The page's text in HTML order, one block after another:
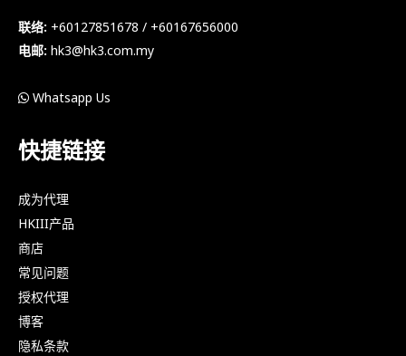
联络: +60127851678 / +60167656000
电邮: hk3@hk3.com.my
Whatsapp Us
快捷链接
成为代理
HKIII产品
商店
常见问题
授权代理
博客
隐私条款